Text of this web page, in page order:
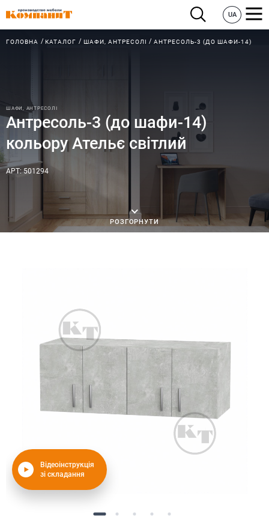
UA
ГОЛОВНА КАТАЛОГ ШАФИ, АНТРЕСОЛІ АНТРЕСОЛЬ-3 (ДО ШАФИ-14)
ШАФИ, АНТРЕСОЛІ
Антресоль-3 (до шафи-14)
кольору Ательє світлий
АРТ: 501294
РОЗГОРНУТИ
Відеоінструкція
зі складання